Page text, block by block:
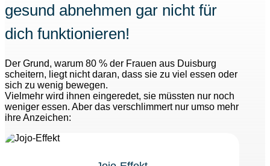
gesund abnehmen gar nicht für
dich funktionieren!
Der Grund, warum 80 % der Frauen aus Duisburg
scheitern, liegt nicht daran, dass sie zu viel essen oder
sich zu wenig bewegen.
Vielmehr wird ihnen eingeredet, sie müssten nur noch
weniger essen. Aber das verschlimmert nur umso mehr
ihre Anzeichen: